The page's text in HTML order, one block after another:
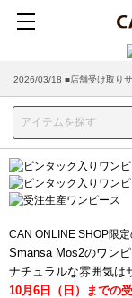
2026/03/18 ■店舗受け取り
CAN ONLINE SHOP限定
Smansa Mos2のワン
ナチュラルな雰囲気は
10月6日（日）までの